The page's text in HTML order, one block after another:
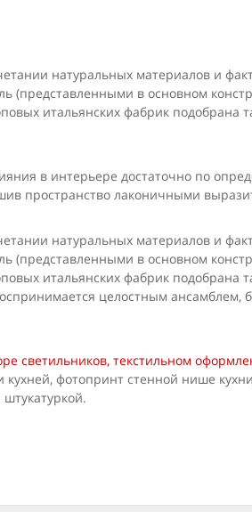
натуральных материалов и
(представленными в основном
итальянских фабрик подобрана
в интерьере достаточно по
пространство лаконичными
натуральных материалов и
(представленными в основном
итальянских фабрик подобрана
целостным ансамблем,
светильников, текстильном
фотопринт стенной нише